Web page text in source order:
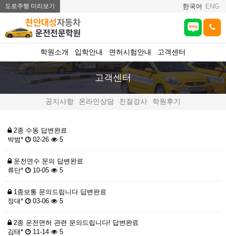
도로주행 미리보기 한국어 ENG
학원소개 입학안내 면허시험안내 고객센터
고객센터
공지사항 온라인상담 친절강사 학원후기
2종 수동 답변완료
박범*
02-26 5
운전연수 문의 답변완료
류단*
10-05 5
1종보통 문의드립니다 답변완료
정대*
03-06 5
2종 운전면허 관련 문의드립니다! 답변완료
김태*
11-14 5